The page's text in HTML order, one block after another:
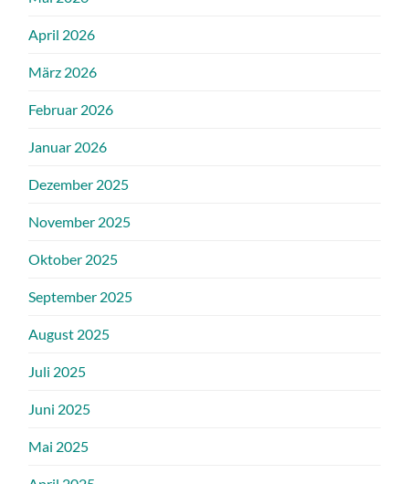
April 2026
März 2026
Februar 2026
Januar 2026
Dezember 2025
November 2025
Oktober 2025
September 2025
August 2025
Juli 2025
Juni 2025
Mai 2025